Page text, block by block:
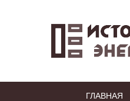
ГЛАВНАЯ